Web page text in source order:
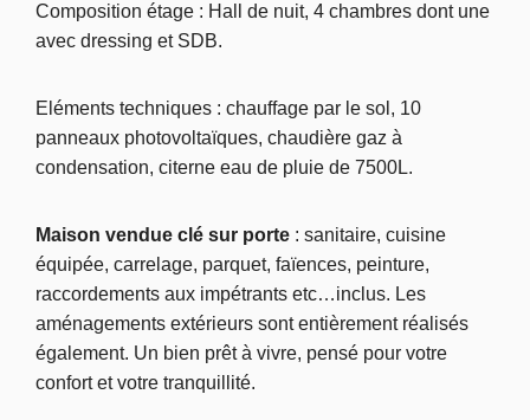
Composition étage : Hall de nuit, 4 chambres dont une
avec dressing et SDB.
Eléments techniques : chauffage par le sol, 10
panneaux photovoltaïques, chaudière gaz à
condensation, citerne eau de pluie de 7500L.
Maison vendue clé sur porte : sanitaire, cuisine
équipée, carrelage, parquet, faïences, peinture,
raccordements aux impétrants etc…inclus. Les
aménagements extérieurs sont entièrement réalisés
également. Un bien prêt à vivre, pensé pour votre
confort et votre tranquillité.